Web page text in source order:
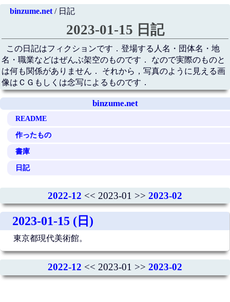
binzume.net/ 日記
2023-01-15 日記
この日記はフィクションです．登場する人名・団体名・地
名・職業などはぜんぶ架空のものです． なので実際のものと
は何も関係がありません． それから，写真のように見える画
像はＣＧもしくは念写によるものです．
binzume.net
README
作ったもの
書庫
日記
2022-12 << 2023-01 >> 2023-02
2023-01-15 (日)
東京都現代美術館。
2022-12 << 2023-01 >> 2023-02